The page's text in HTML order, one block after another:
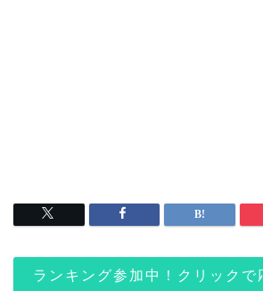
ランキング参加中！クリックで